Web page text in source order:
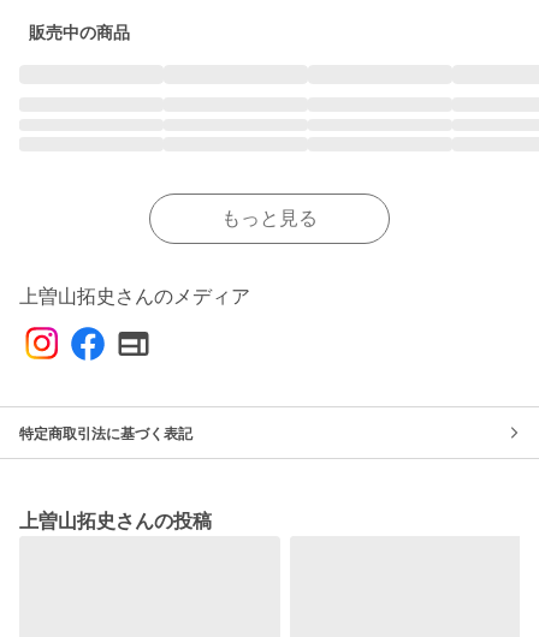
販売中の商品
もっと見る
上曽山拓史さんのメディア
特定商取引法に基づく表記
上曽山拓史さんの投稿